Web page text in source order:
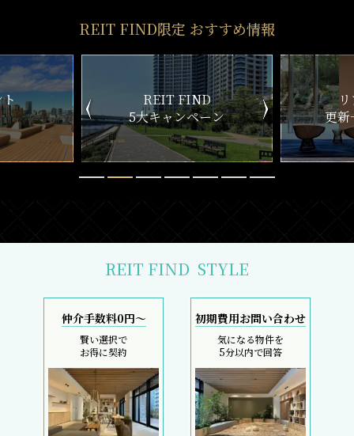
REIT FIND限定 おすすめ情報
ン
リアルタイム
更新一覧チェック
新
REIT FIND STYLE
仲介手数料0円～
賢い選択で
お得に契約
初期費用お問い合わせ
気になる物件を
5分以内で回答